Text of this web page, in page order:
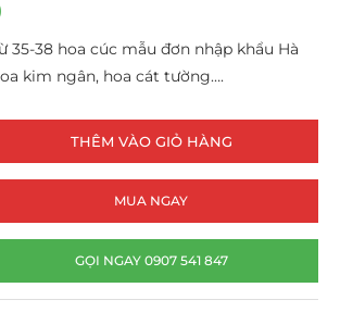
35-38 hoa cúc mẫu đơn nhập khẩu Hà
kim ngân, hoa cát tường….
THÊM VÀO GIỎ HÀNG
MUA NGAY
GỌI NGAY 0907 541 847